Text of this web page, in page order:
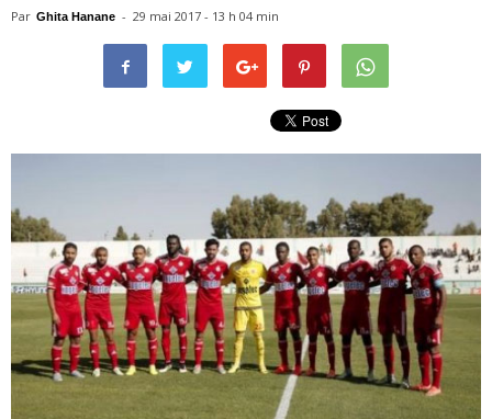
Par Ghita Hanane - 29 mai 2017 - 13 h 04 min